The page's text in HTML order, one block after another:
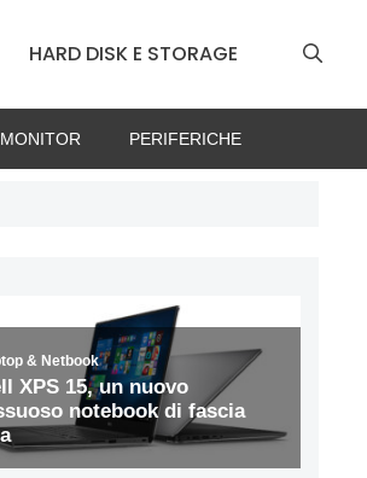
HARD DISK E STORAGE
MONITOR PERIFERICHE